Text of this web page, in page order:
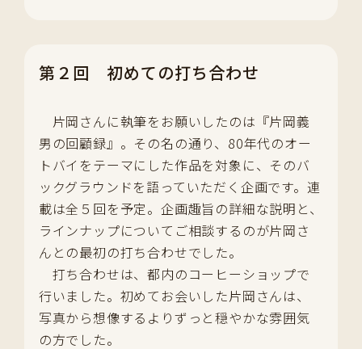
第２回 初めての打ち合わせ
片岡さんに執筆をお願いしたのは『片岡義
男の回顧録』。その名の通り、80年代のオー
トバイをテーマにした作品を対象に、そのバ
ックグラウンドを語っていただく企画です。連
載は全５回を予定。企画趣旨の詳細な説明と、
ラインナップについてご相談するのが片岡さ
んとの最初の打ち合わせでした。
打ち合わせは、都内のコーヒーショップで
行いました。初めてお会いした片岡さんは、
写真から想像するよりずっと穏やかな雰囲気
の方でした。